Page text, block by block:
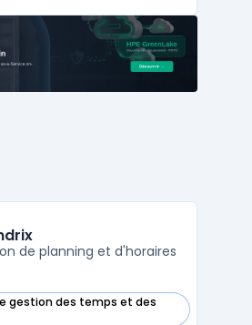
à optimiser leur gestion
humaines et à améliorer
de planning et d'horaires
gestion des temps et des
cette catégorie